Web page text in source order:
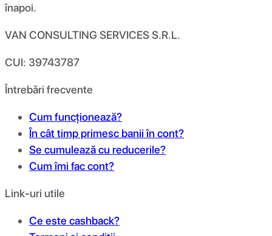
înapoi.
VAN CONSULTING SERVICES S.R.L.
CUI: 39743787
Întrebări frecvente
Cum funcționează?
În cât timp primesc banii în cont?
Se cumulează cu reducerile?
Cum îmi fac cont?
Link-uri utile
Ce este cashback?